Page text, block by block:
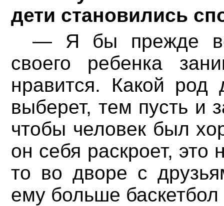
дети становились
— Я бы прежде
своего ребенка
нравится. Какой род
выберет, тем пусть и
чтобы человек был
он себя раскроет,
то во дворе с
ему больше